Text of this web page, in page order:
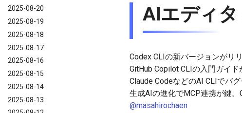
2025-08-20
2025-08-19
2025-08-18
2025-08-17
2025-08-16
2025-08-15
2025-08-14
2025-08-13
AIエディ
Codex CLIの新バージョンがリリ
GitHub Copilot CLIの入門ガイド
Claude CodeなどのAI CLIでバ
生成AIの進化でMCP連携が鍵。
@masahirochaen